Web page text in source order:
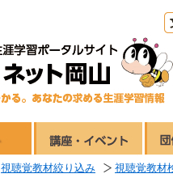
視聴覚教材絞り込み 視聴覚教材